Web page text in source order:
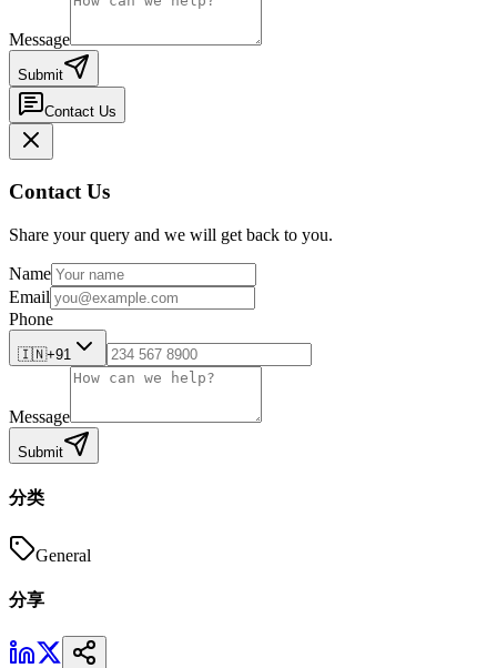
Message
Submit
Contact Us
Contact Us
Share your query and we will get back to you.
Name
Email
Phone
🇮🇳+91
Message
Submit
分类
General
分享